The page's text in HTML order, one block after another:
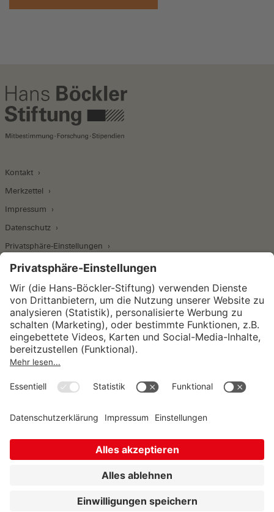
Kontakt
Merkzettel
Impressum
Datenschutz
Privatsphäre-Einstellungen
Wirtschafts- und Sozialwissenschaftliches Institut
Institut für Makroökonomie und
Konjunkturforschung
Unternehmensführung
Sozialrecht